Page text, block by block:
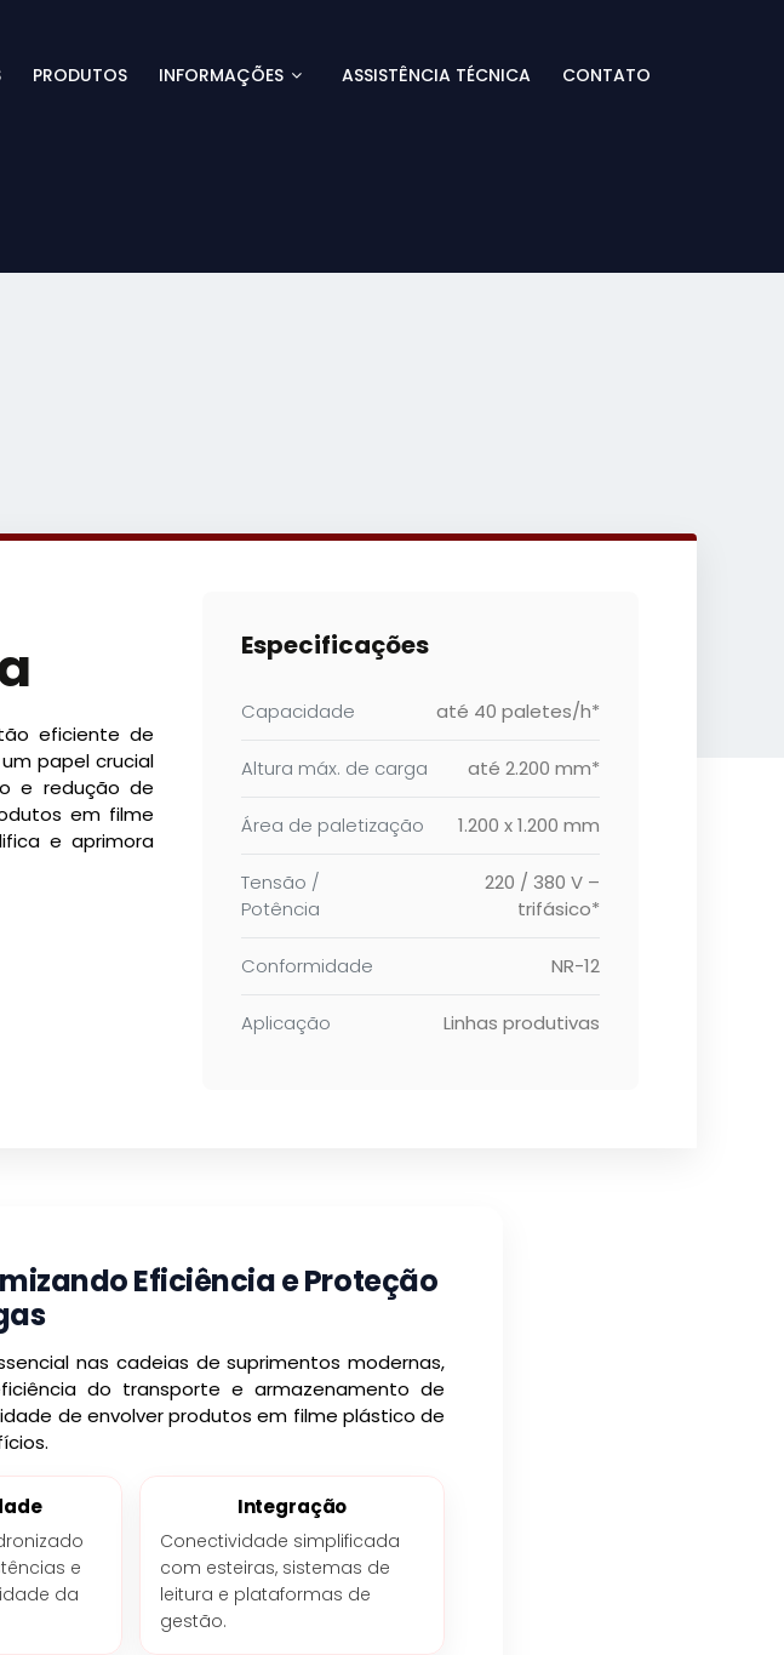
PRODUTOS INFORMAÇÕES ASSISTÊNCIA TÉCNICA CONTATO
eficiente de
papel crucial
e redução de
em filme
e aprimora
Especificações
Capacidade até 40 paletes/h*
Altura máx. de carga até 2.200 mm*
Área de paletização 1.200 x 1.200 mm
Tensão /
Potência
220 / 380 V –
trifásico*
Conformidade NR-12
Aplicação Linhas produtivas
Eficiência e Proteção
nas cadeias de suprimentos modernas,
do transporte e armazenamento de
de envolver produtos em filme plástico de
e
da
Integração
Conectividade simplificada
com esteiras, sistemas de
leitura e plataformas de
gestão.